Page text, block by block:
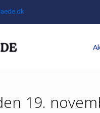
19.